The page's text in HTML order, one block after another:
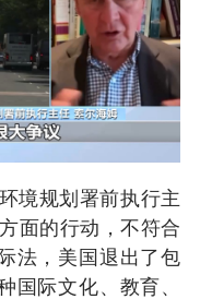
境规划署前执行主
面的行动，不符合
法，美国退出了包
国际文化、教育、